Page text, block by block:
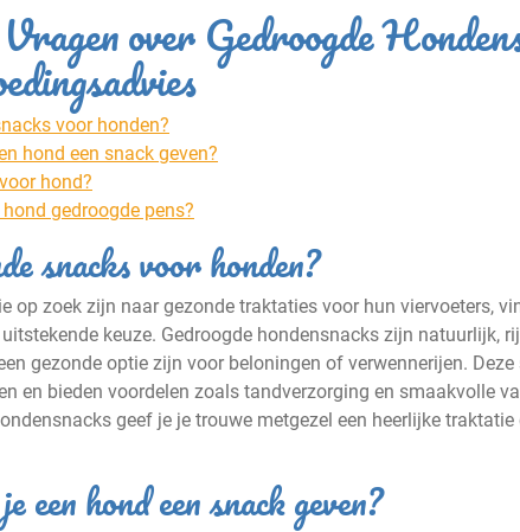
over Gedroogde
voor honden?
hond een snack geven?
hond?
gedroogde pens?
snacks voor honden?
op zoek zijn naar gezonde traktaties voor hun viervoeters,
keuze. Gedroogde hondensnacks zijn natuurlijk,
gezonde optie zijn voor beloningen of verwennerijen.
en bieden voordelen zoals tandverzorging en smaakvolle
geef je je trouwe metgezel een heerlijke
een hond een snack geven?